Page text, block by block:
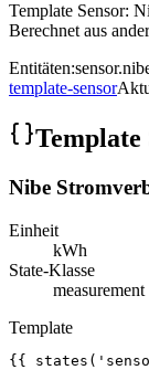
Template Sensor:
Berechnet aus
Entitäten:
template-sensor
Template
Nibe
Einheit
kWh
State-Klasse
measurement
Template
{{